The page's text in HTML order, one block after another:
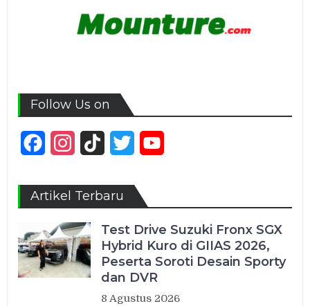
Follow Us on
FacebookInstagram
TikTok Twitter
Artikel Terbaru
Test Drive Suzuki Fronx SGX
Hybrid Kuro di GIIAS 2026,
Peserta Soroti Desain Sporty
dan DVR
8 Agustus 2026